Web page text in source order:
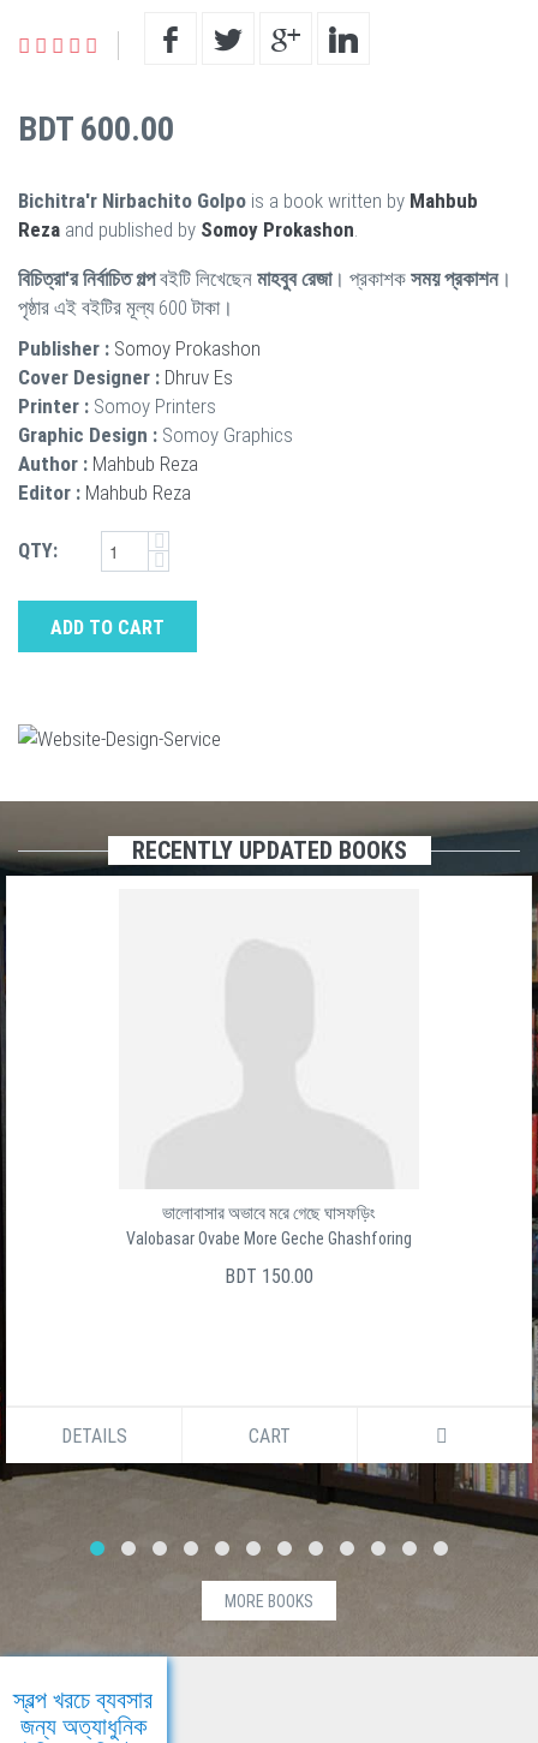
BDT 600.00
Bichitra'r Nirbachito Golpo is a book written by Mahbub
Reza and published by Somoy Prokashon
বিচিত্রা'র নির্বাচিত গল্পবইটি লিখেছেন মাহবুব রেজা। প্রকাশক সময় প্রকাশন।
পৃষ্ঠার এই বইটির মূল্য 600 টাকা।
Publisher : Somoy Prokashon
Cover Designer : Dhruv Es
Printer : Somoy Printers
Graphic Design : Somoy Graphics
Author : Mahbub Reza
Editor : Mahbub Reza
QTY:
ADD TO CART
RECENTLY UPDATED BOOKS
ভালোবাসার অভাবে মরে গেছে ঘাসফড়িং
Valobasar Ovabe More Geche Ghashforing
BDT 150.00
DETAILS CART
MORE BOOKS
স্বল্প খরচে ব্যবসার
জন্য অত্যাধুনিক